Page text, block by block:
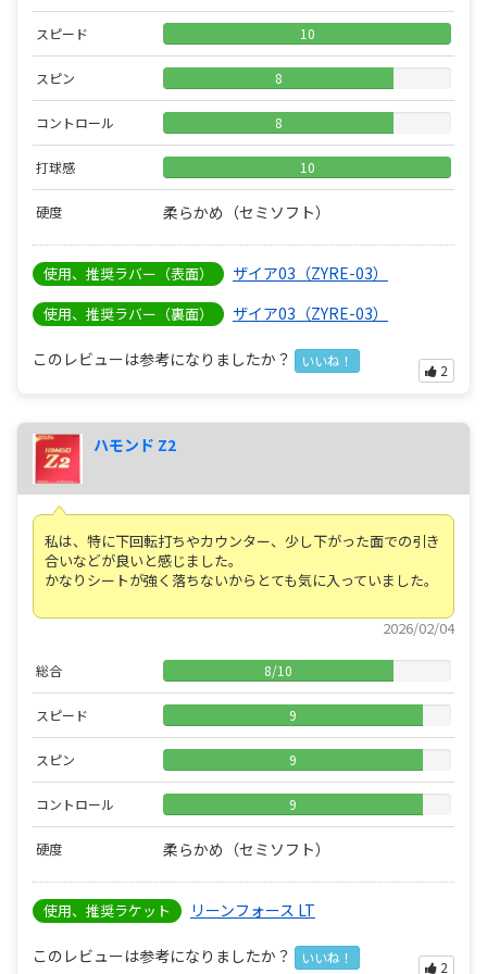
スピード 10
スピン 8
コントロール 8
打球感 10
硬度 柔らかめ（セミソフト）
使用、推奨ラバー（表面） ザイア03（ZYRE-03）
使用、推奨ラバー（裏面） ザイア03（ZYRE-03）
このレビューは参考になりましたか？ いいね！
2
ハモンド Z2
私は、特に下回転打ちやカウンター、少し下がった面での引き
合いなどが良いと感じました。
かなりシートが強く落ちないからとても気に入っていました。
2026/02/04
総合 8/10
スピード 9
スピン 9
コントロール 9
硬度 柔らかめ（セミソフト）
使用、推奨ラケット リーンフォース LT
このレビューは参考になりましたか？ いいね！
2